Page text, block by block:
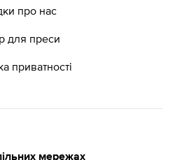
про нас
для преси
приватності
мережах